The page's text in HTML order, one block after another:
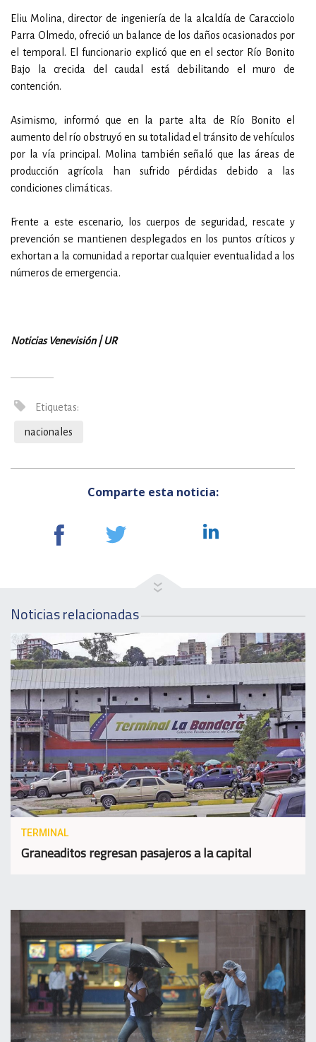
Eliu Molina, director de ingeniería de la alcaldía de Caracciolo
Parra Olmedo, ofreció un balance de los daños ocasionados por
el temporal. El funcionario explicó que en el sector Río Bonito
Bajo la crecida del caudal está debilitando el muro de
contención.
Asimismo, informó que en la parte alta de Río Bonito el
aumento del río obstruyó en su totalidad el tránsito de vehículos
por la vía principal. Molina también señaló que las áreas de
producción agrícola han sufrido pérdidas debido a las
condiciones climáticas.
Frente a este escenario, los cuerpos de seguridad, rescate y
prevención se mantienen desplegados en los puntos críticos y
exhortan a la comunidad a reportar cualquier eventualidad a los
números de emergencia.
Noticias Venevisión | UR
Etiquetas:
nacionales
Comparte esta noticia:
Noticias relacionadas
TERMINAL
Graneaditos regresan pasajeros a la capital